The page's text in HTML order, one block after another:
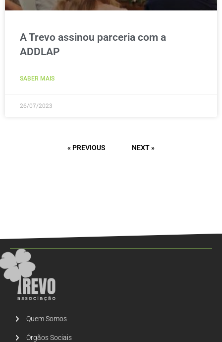
A Trevo assinou parceria com a
ADDLAP
SABER MAIS
26/07/2023
« PREVIOUS NEXT »
Quem Somos
Órgãos Sociais